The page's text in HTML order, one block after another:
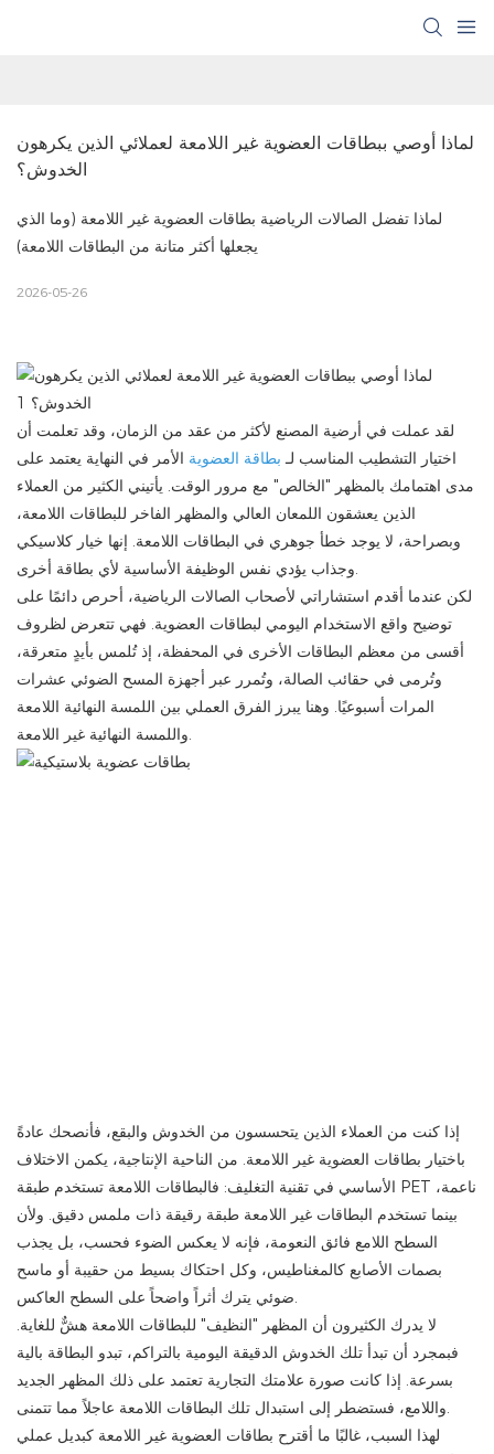
لماذا أوصي ببطاقات العضوية غير اللامعة لعملائي الذين يكرهون
الخدوش؟
لماذا تفضل الصالات الرياضية بطاقات العضوية غير اللامعة (وما الذي
يجعلها أكثر متانة من البطاقات اللامعة)
2026-05-26
لقد عملت في أرضية المصنع لأكثر من عقد من الزمان، وقد تعلمت أن
اختيار التشطيب المناسب لـ بطاقة العضوية الأمر في النهاية يعتمد على
مدى اهتمامك بالمظهر "الخالص" مع مرور الوقت. يأتيني الكثير من العملاء
الذين يعشقون اللمعان العالي والمظهر الفاخر للبطاقات اللامعة،
وبصراحة، لا يوجد خطأ جوهري في البطاقات اللامعة. إنها خيار كلاسيكي
وجذاب يؤدي نفس الوظيفة الأساسية لأي بطاقة أخرى.
لكن عندما أقدم استشاراتي لأصحاب الصالات الرياضية، أحرص دائمًا على
توضيح واقع الاستخدام اليومي لبطاقات العضوية. فهي تتعرض لظروف
أقسى من معظم البطاقات الأخرى في المحفظة، إذ تُلمس بأيدٍ متعرقة،
وتُرمى في حقائب الصالة، وتُمرر عبر أجهزة المسح الضوئي عشرات
المرات أسبوعيًا. وهنا يبرز الفرق العملي بين اللمسة النهائية اللامعة
واللمسة النهائية غير اللامعة.
إذا كنت من العملاء الذين يتحسسون من الخدوش والبقع، فأنصحك عادةً
باختيار بطاقات العضوية غير اللامعة. من الناحية الإنتاجية، يكمن الاختلاف
الأساسي في تقنية التغليف: فالبطاقات اللامعة تستخدم طبقة PET ناعمة،
بينما تستخدم البطاقات غير اللامعة طبقة رقيقة ذات ملمس دقيق. ولأن
السطح اللامع فائق النعومة، فإنه لا يعكس الضوء فحسب، بل يجذب
بصمات الأصابع كالمغناطيس، وكل احتكاك بسيط من حقيبة أو ماسح
ضوئي يترك أثراً واضحاً على السطح العاكس.
لا يدرك الكثيرون أن المظهر "النظيف" للبطاقات اللامعة هشٌّ للغاية.
فبمجرد أن تبدأ تلك الخدوش الدقيقة اليومية بالتراكم، تبدو البطاقة بالية
بسرعة. إذا كانت صورة علامتك التجارية تعتمد على ذلك المظهر الجديد
واللامع، فستضطر إلى استبدال تلك البطاقات اللامعة عاجلاً مما تتمنى.
لهذا السبب، غالبًا ما أقترح بطاقات العضوية غير اللامعة كبديل عملي